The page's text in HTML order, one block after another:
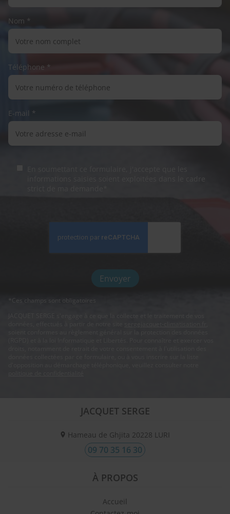
Nom *
Téléphone *
E-mail *
informations saisies soient exploitées dans le cadre
*Ces champs sont obligatoires
JACQUET SERGE
Hameau de Ghjita 20228 LURI
09 70 35 16 30
À PROPOS
Accueil